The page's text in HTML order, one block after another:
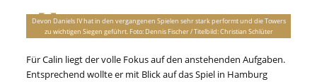
Devon Daniels IV hat in den vergangenen Spielen sehr stark performt und die Towers
zu wichtigen Siegen geführt. Foto: Dennis Fischer / Titelbild: Christian Schlüter
Für Calin liegt der volle Fokus auf den anstehenden Aufgaben.
Entsprechend wollte er mit Blick auf das Spiel in Hamburg